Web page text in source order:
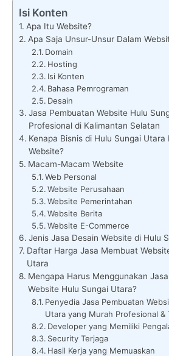
Isi Konten
Apa Itu Website?
Apa Saja Unsur-Unsur Dalam
Domain
Hosting
Isi Konten
Bahasa Pemrograman
Desain
Jasa Pembuatan Website Hulu
Profesional di Kalimantan Selatan
Kenapa Bisnis di Hulu Sungai
Website?
Macam-Macam Website
Web Personal
Website Perusahaan
Website Pemerintahan
Website Berita
Website E-Commerce
Jenis Jasa Desain Website di Hulu
Daftar Harga Jasa Membuat
Utara
Mengapa Harus Menggunakan
Website Hulu Sungai Utara?
Penyedia Jasa Pembuatan
Utara yang Murah Profesional &
Developer yang Memiliki
Security Terjaga
Hasil Kerja yang Memuaskan